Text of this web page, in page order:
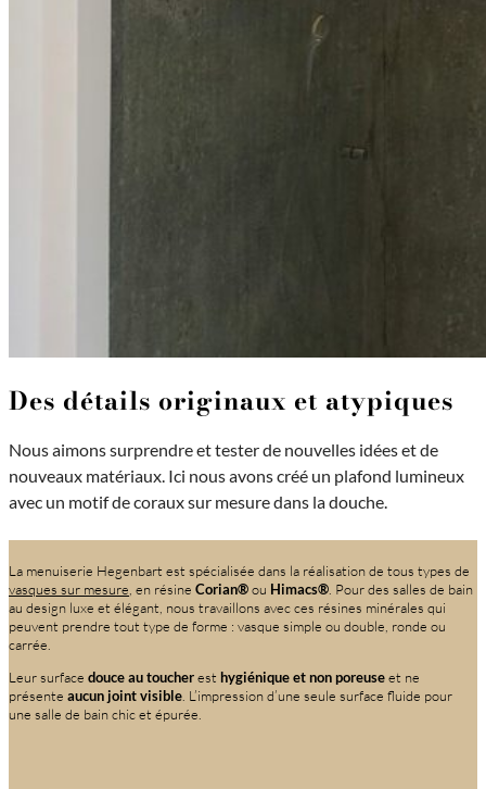
Des détails originaux et atypiques
Nous aimons surprendre et tester de nouvelles idées et de
nouveaux matériaux. Ici nous avons créé un plafond lumineux
avec un motif de coraux sur mesure dans la douche.
La menuiserie Hegenbart est spécialisée dans la réalisation de tous types de
vasques sur mesure , en résine Corian®ou Himacs® . Pour des salles de bain
au design luxe et élégant, nous travaillons avec ces résines minérales qui
peuvent prendre tout type de forme : vasque simple ou double, ronde ou
carrée.
Leur surface douce au toucherest hygiénique et non poreuseet ne
présente aucun joint visible . L’impression d’une seule surface fluide pour
une salle de bain chic et épurée.